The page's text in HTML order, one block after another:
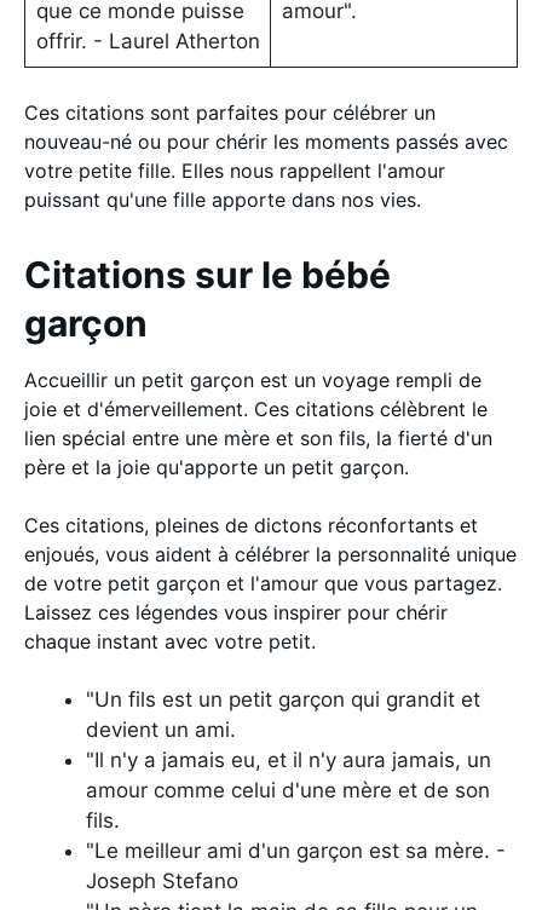
que ce monde puisse
offrir. - Laurel Atherton
amour".
Ces citations sont parfaites pour célébrer un
nouveau-né ou pour chérir les moments passés avec
votre petite fille. Elles nous rappellent l'amour
puissant qu'une fille apporte dans nos vies.
Citations sur le bébé
garçon
Accueillir un petit garçon est un voyage rempli de
joie et d'émerveillement. Ces citations célèbrent le
lien spécial entre une mère et son fils, la fierté d'un
père et la joie qu'apporte un petit garçon.
Ces citations, pleines de dictons réconfortants et
enjoués, vous aident à célébrer la personnalité unique
de votre petit garçon et l'amour que vous partagez.
Laissez ces légendes vous inspirer pour chérir
chaque instant avec votre petit.
"Un fils est un petit garçon qui grandit et
devient un ami.
"Il n'y a jamais eu, et il n'y aura jamais, un
amour comme celui d'une mère et de son
fils.
"Le meilleur ami d'un garçon est sa mère. -
Joseph Stefano